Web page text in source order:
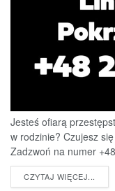
Jesteś ofiarą
w rodzinie? Czujesz
Zadzwoń na numer
CZYTAJ WIĘCEJ...